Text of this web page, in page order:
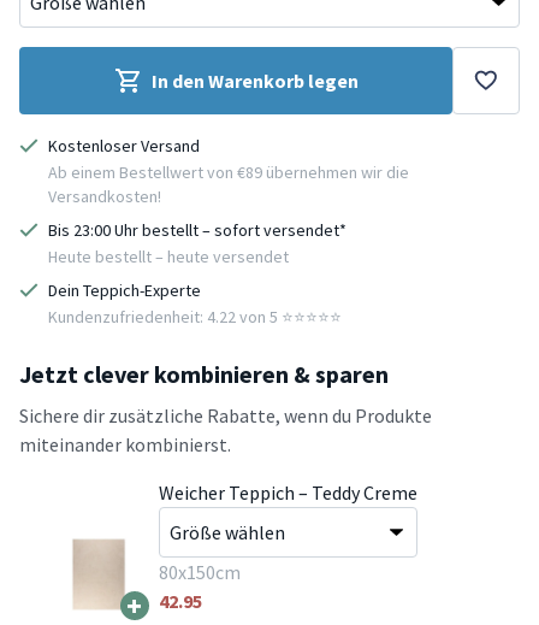
In den Warenkorb legen
Kostenloser Versand
Ab einem Bestellwert von €89 übernehmen wir die
Versandkosten!
Bis 23:00 Uhr bestellt – sofort versendet*
Heute bestellt – heute versendet
Dein Teppich-Experte
Kundenzufriedenheit: 4.22 von 5 ⭐️⭐️⭐️⭐️⭐️
Jetzt clever kombinieren & sparen
Sichere dir zusätzliche Rabatte, wenn du Produkte
miteinander kombinierst.
+
Weicher Teppich – Teddy Creme
80x150cm
42.95